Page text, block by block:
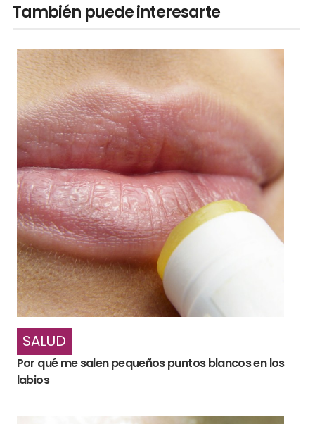
También puede interesarte
SALUD
Por qué me salen pequeños puntos blancos en los
labios